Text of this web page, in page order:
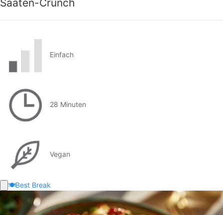
Saaten-Crunch
Einfach
28 Minuten
Vegan
🍽️Best Break